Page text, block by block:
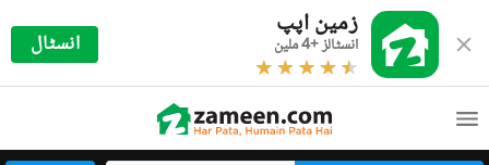
زمین اپپ
انسٹالز +4 ملین انسٹال